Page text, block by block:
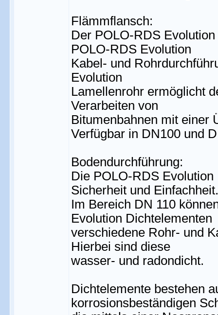
Flämmflansch:
Der POLO-RDS
POLO-RDS Evolution
Kabel- und
Evolution
Lamellenrohr ermöglicht
Verarbeiten von
Bitumenbahnen mit einer
Verfügbar in DN100 und
Bodendurchführung:
Die POLO-RDS
Sicherheit und Einfachheit.
Im Bereich DN 110
Evolution Dichtelementen
verschiedene Rohr- und
Hierbei sind diese
wasser- und radondicht.
Dichtelemente bestehen
korrosionsbeständigen